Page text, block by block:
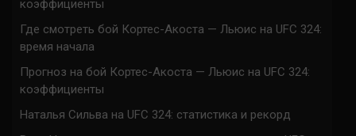
коэффициенты
Где смотреть бой Кортес-Акоста — Льюис на UFC 324:
время начала
Прогноз на бой Кортес-Акоста — Льюис на UFC 324:
коэффициенты
Наталья Сильва на UFC 324: статистика и рекорд